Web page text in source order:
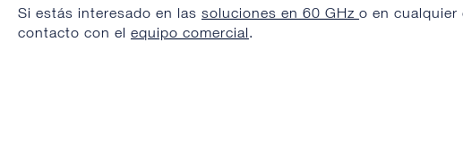
Si estás interesado en las soluciones en 60 GHz o en cualquier
contacto con el equipo comercial.